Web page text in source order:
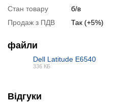
Стан товару
б/в
Продаж з ПДВ
Так (+5%)
файли
Dell Latitude E6540
336 КБ
Відгуки